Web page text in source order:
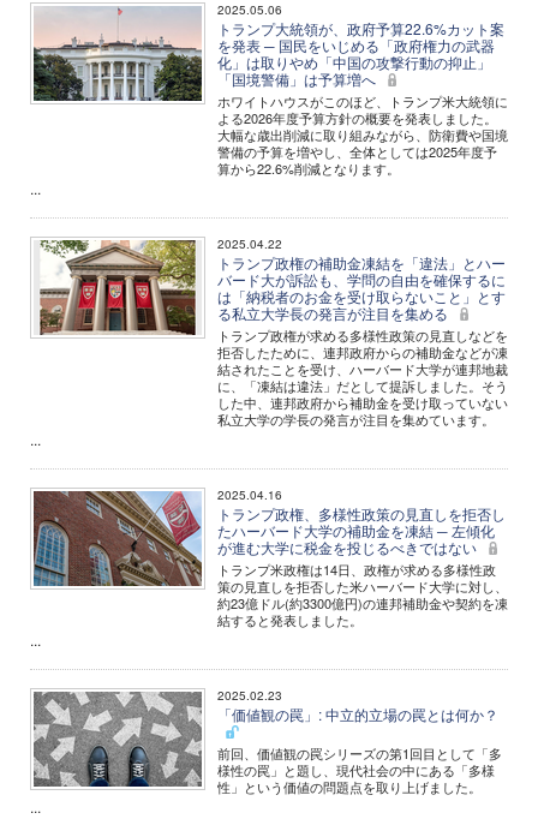
2025.05.06
トランプ大統領が、政府予算22.6%カット案
を発表 ─ 国民をいじめる「政府権力の武器
化」は取りやめ「中国の攻撃行動の抑止」
「国境警備」は予算増へ
ホワイトハウスがこのほど、トランプ米大統領に
よる2026年度予算方針の概要を発表しました。
大幅な歳出削減に取り組みながら、防衛費や国境
警備の予算を増やし、全体としては2025年度予
算から22.6%削減となります。
...
2025.04.22
トランプ政権の補助金凍結を「違法」とハー
バード大が訴訟も、学問の自由を確保するに
は「納税者のお金を受け取らないこと」とす
る私立大学長の発言が注目を集める
トランプ政権が求める多様性政策の見直しなどを
拒否したために、連邦政府からの補助金などが凍
結されたことを受け、ハーバード大学が連邦地裁
に、「凍結は違法」だとして提訴しました。そう
した中、連邦政府から補助金を受け取っていない
私立大学の学長の発言が注目を集めています。
...
2025.04.16
トランプ政権、多様性政策の見直しを拒否し
たハーバード大学の補助金を凍結 ─ 左傾化
が進む大学に税金を投じるべきではない
トランプ米政権は14日、政権が求める多様性政
策の見直しを拒否した米ハーバード大学に対し、
約23億ドル(約3300億円)の連邦補助金や契約を凍
結すると発表しました。
...
2025.02.23
「価値観の罠」: 中立的立場の罠とは何か？
前回、価値観の罠シリーズの第1回目として「多
様性の罠」と題し、現代社会の中にある「多様
性」という価値の問題点を取り上げました。
...